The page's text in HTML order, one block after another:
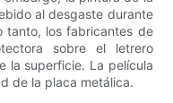
al desgaste durante
tanto, los fabricantes de
sobre el letrero
la superficie. La película
de la placa metálica.